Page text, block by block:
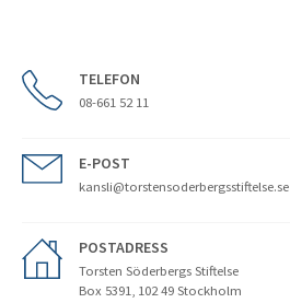
TELEFON
08-661 52 11
E-POST
kansli@torstensoderbergsstiftelse.se
POSTADRESS
Torsten Söderbergs Stiftelse
Box 5391, 102 49 Stockholm